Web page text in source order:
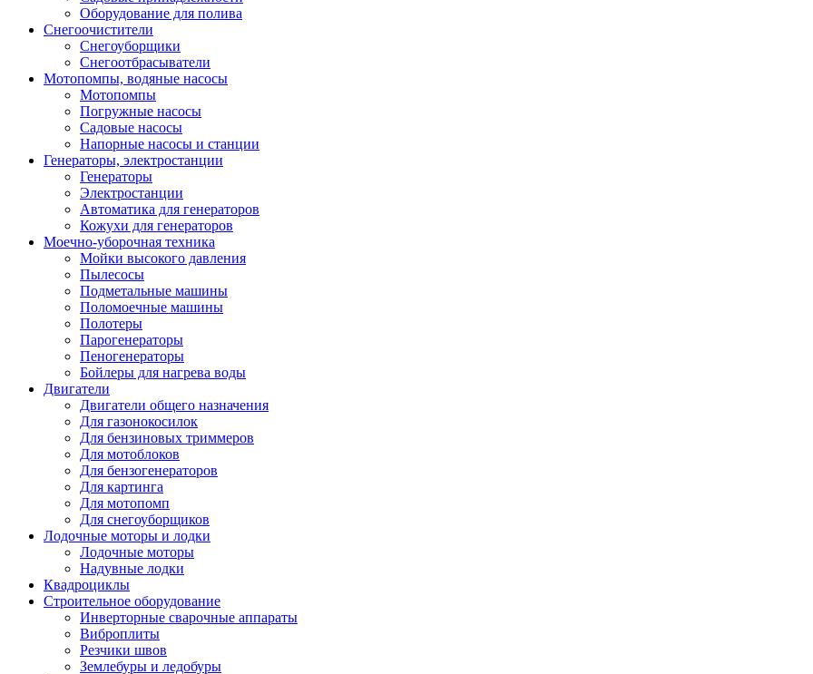
Оборудование для полива
Снегоочистители
Снегоуборщики
Снегоотбрасыватели
Мотопомпы, водяные насосы
Мотопомпы
Погружные насосы
Садовые насосы
Напорные насосы и станции
Генераторы, электростанции
Генераторы
Электростанции
Автоматика для генераторов
Кожухи для генераторов
Моечно-уборочная техника
Мойки высокого давления
Пылесосы
Подметальные машины
Поломоечные машины
Полотеры
Парогенераторы
Пеногенераторы
Бойлеры для нагрева воды
Двигатели
Двигатели общего назначения
Для газонокосилок
Для бензиновых триммеров
Для мотоблоков
Для бензогенераторов
Для картинга
Для мотопомп
Для снегоуборщиков
Лодочные моторы и лодки
Лодочные моторы
Надувные лодки
Квадроциклы
Строительное оборудование
Инверторные сварочные аппараты
Виброплиты
Резчики швов
Землебуры и ледобуры